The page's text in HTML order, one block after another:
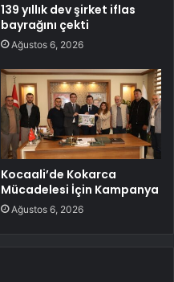
139 yıllık dev şirket iflas
bayrağını çekti
Ağustos 6, 2026
Kocaali’de Kokarca
Mücadelesi İçin Kampanya
Ağustos 6, 2026